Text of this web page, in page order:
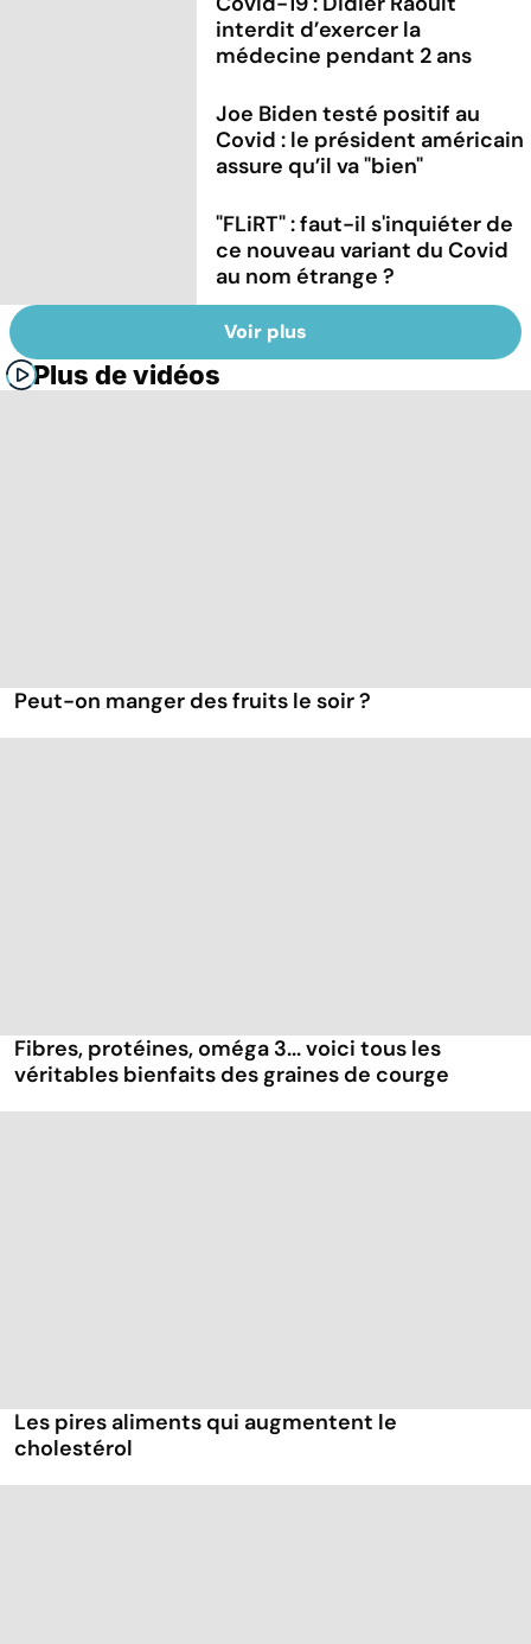
interdit d’exercer la
médecine pendant 2 ans
Joe Biden testé positif au
Covid : le président américain
assure qu’il va "bien"
"FLiRT" : faut-il s'inquiéter de
ce nouveau variant du Covid
au nom étrange ?
Voir plus
Plus de vidéos
Peut-on manger des fruits le soir ?
Fibres, protéines, oméga 3... voici tous les
véritables bienfaits des graines de courge
Les pires aliments qui augmentent le
cholestérol